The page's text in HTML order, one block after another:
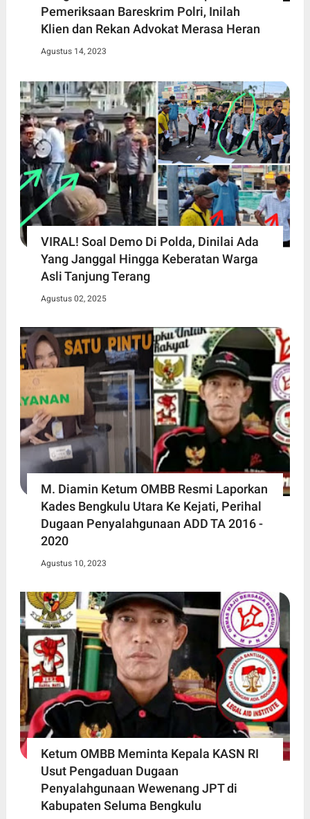
Pemeriksaan Bareskrim Polri, Inilah
Klien dan Rekan Advokat Merasa Heran
Agustus 14, 2023
VIRAL! Soal Demo Di Polda, Dinilai Ada
Yang Janggal Hingga Keberatan Warga
Asli Tanjung Terang
Agustus 02, 2025
M. Diamin Ketum OMBB Resmi Laporkan
Kades Bengkulu Utara Ke Kejati, Perihal
Dugaan Penyalahgunaan ADD TA 2016 -
2020
Agustus 10, 2023
Ketum OMBB Meminta Kepala KASN RI
Usut Pengaduan Dugaan
Penyalahgunaan Wewenang JPT di
Kabupaten Seluma Bengkulu